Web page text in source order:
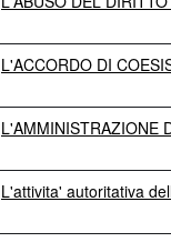
L'ACCORDO DI
L'AMMINISTRAZIONE
L'attivita' autoritativa